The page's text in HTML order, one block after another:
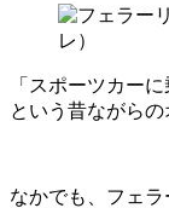
「スポーツカー
という昔ながら
なかでも、フェラ